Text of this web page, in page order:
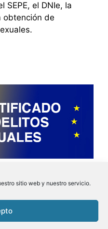
sitio web y nuestro servicio.
SEPE, el DNIe, la
obtención de
Instagram